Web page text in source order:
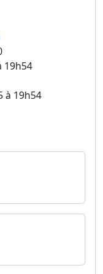
19h54
à 19h54